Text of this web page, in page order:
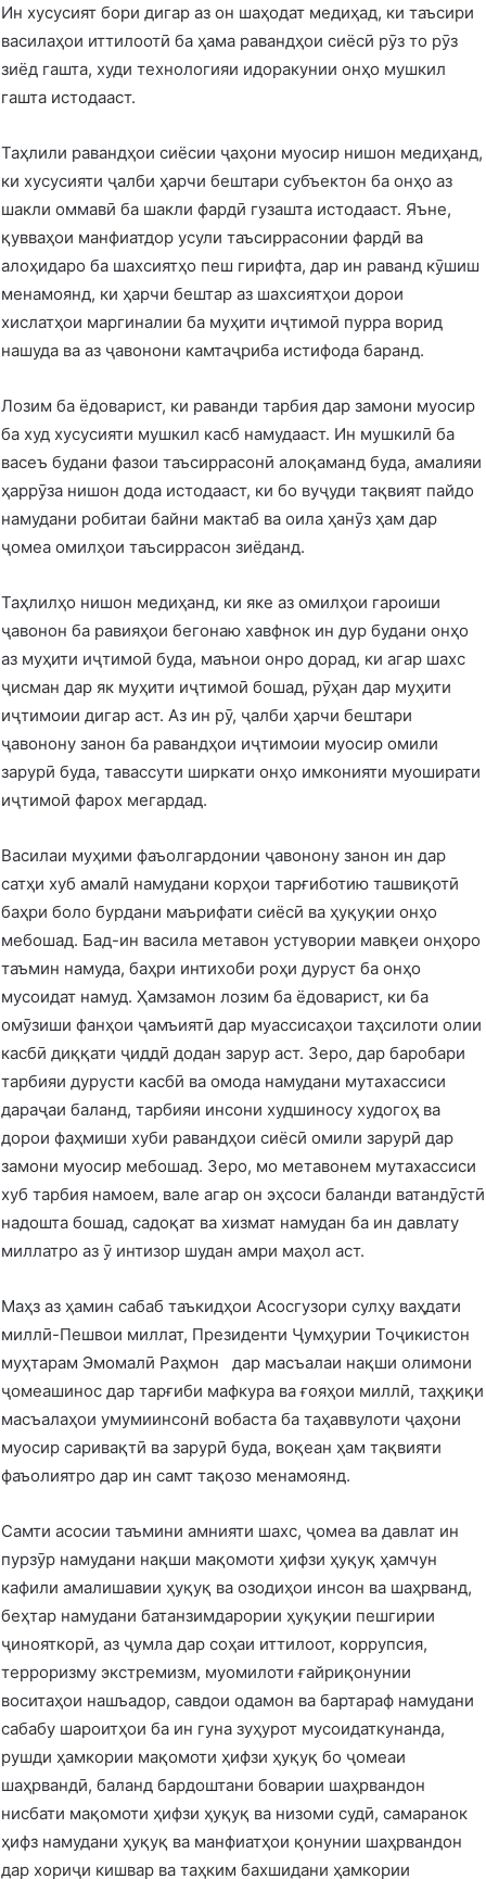
Ин хусусият бори дигар аз он шаҳодат медиҳад, ки таъсири
василаҳои иттилоотӣ ба ҳама равандҳои сиёсӣ рӯз то рӯз
зиёд гашта, худи технологияи идоракунии онҳо мушкил
гашта истодааст.
Таҳлили равандҳои сиёсии ҷаҳони муосир нишон медиҳанд,
ки хусусияти ҷалби ҳарчи бештари субъектон ба онҳо аз
шакли оммавӣ ба шакли фардӣ гузашта истодааст. Яъне,
қувваҳои манфиатдор усули таъсиррасонии фардӣ ва
алоҳидаро ба шахсиятҳо пеш гирифта, дар ин раванд кӯшиш
менамоянд, ки ҳарчи бештар аз шахсиятҳои дорои
хислатҳои маргиналии ба муҳити иҷтимоӣ пурра ворид
нашуда ва аз ҷавонони камтаҷриба истифода баранд.
Лозим ба ёдоварист, ки раванди тарбия дар замони муосир
ба худ хусусияти мушкил касб намудааст. Ин мушкилӣ ба
васеъ будани фазои таъсиррасонӣ алоқаманд буда, амалияи
ҳаррӯза нишон дода истодааст, ки бо вуҷуди тақвият пайдо
намудани робитаи байни мактаб ва оила ҳанӯз ҳам дар
ҷомеа омилҳои таъсиррасон зиёданд.
Таҳлилҳо нишон медиҳанд, ки яке аз омилҳои гароиши
ҷавонон ба равияҳои бегонаю хавфнок ин дур будани онҳо
аз муҳити иҷтимоӣ буда, маънои онро дорад, ки агар шахс
ҷисман дар як муҳити иҷтимоӣ бошад, рӯҳан дар муҳити
иҷтимоии дигар аст. Аз ин рӯ, ҷалби ҳарчи бештари
ҷавонону занон ба равандҳои иҷтимоии муосир омили
зарурӣ буда, тавассути ширкати онҳо имконияти муоширати
иҷтимоӣ фарох мегардад.
Василаи муҳими фаъолгардонии ҷавонону занон ин дар
сатҳи хуб амалӣ намудани корҳои тарғиботию ташвиқотӣ
баҳри боло бурдани маърифати сиёсӣ ва ҳуқуқии онҳо
мебошад. Бад-ин васила метавон устувории мавқеи онҳоро
таъмин намуда, баҳри интихоби роҳи дуруст ба онҳо
мусоидат намуд. Ҳамзамон лозим ба ёдоварист, ки ба
омӯзиши фанҳои ҷамъиятӣ дар муассисаҳои таҳсилоти олии
касбӣ диққати ҷиддӣ додан зарур аст. Зеро, дар баробари
тарбияи дурусти касбӣ ва омода намудани мутахассиси
дараҷаи баланд, тарбияи инсони худшиносу худогоҳ ва
дорои фаҳмиши хуби равандҳои сиёсӣ омили зарурӣ дар
замони муосир мебошад. Зеро, мо метавонем мутахассиси
хуб тарбия намоем, вале агар он эҳсоси баланди ватандӯстӣ
надошта бошад, садоқат ва хизмат намудан ба ин давлату
миллатро аз ӯ интизор шудан амри маҳол аст.
Маҳз аз ҳамин сабаб таъкидҳои Асосгузори сулҳу ваҳдати
миллӣ-Пешвои миллат, Президенти Ҷумҳурии Тоҷикистон
муҳтарам Эмомалӣ Раҳмон дар масъалаи нақши олимони
ҷомеашинос дар тарғиби мафкура ва ғояҳои миллӣ, таҳқиқи
масъалаҳои умумиинсонӣ вобаста ба таҳаввулоти ҷаҳони
муосир саривақтӣ ва зарурӣ буда, воқеан ҳам тақвияти
фаъолиятро дар ин самт тақозо менамоянд.
Самти асосии таъмини амнияти шахс, ҷомеа ва давлат ин
пурзӯр намудани нақши мақомоти ҳифзи ҳуқуқ ҳамчун
кафили амалишавии ҳуқуқ ва озодиҳои инсон ва шаҳрванд,
беҳтар намудани батанзимдарории ҳуқуқии пешгирии
ҷинояткорӣ, аз ҷумла дар соҳаи иттилоот, коррупсия,
терроризму экстремизм, муомилоти ғайриқонунии
воситаҳои нашъадор, савдои одамон ва бартараф намудани
сабабу шароитҳои ба ин гуна зуҳурот мусоидаткунанда,
рушди ҳамкории мақомоти ҳифзи ҳуқуқ бо ҷомеаи
шаҳрвандӣ, баланд бардоштани боварии шаҳрвандон
нисбати мақомоти ҳифзи ҳуқуқ ва низоми судӣ, самаранок
ҳифз намудани ҳуқуқ ва манфиатҳои қонунии шаҳрвандон
дар хориҷи кишвар ва таҳким бахшидани ҳамкории